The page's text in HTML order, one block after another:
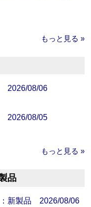
もっと見る »
2026/08/06
2026/08/05
もっと見る »
品
：新製品 2026/08/06